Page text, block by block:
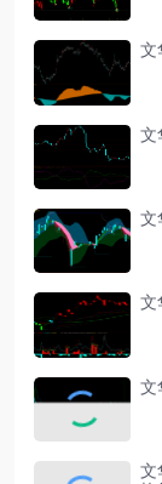
文
文
文
文
文
文